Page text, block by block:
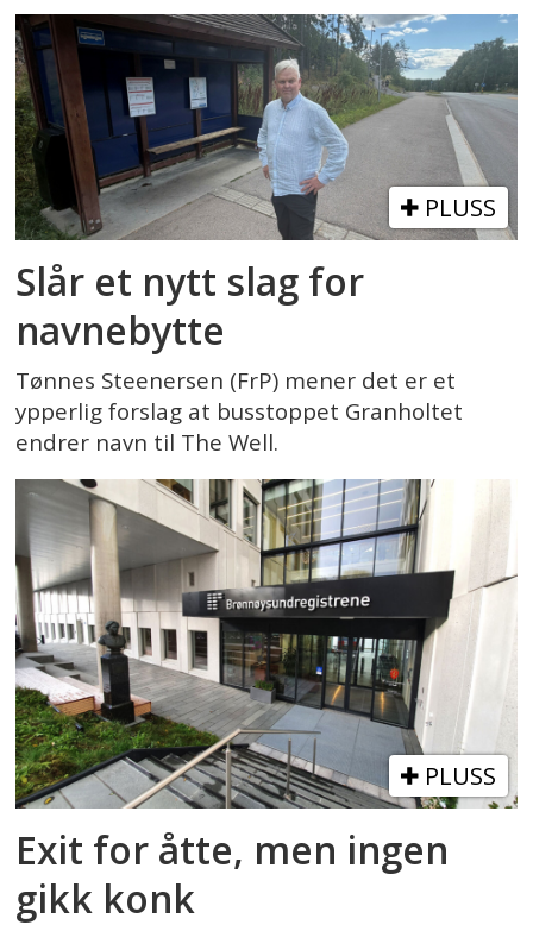
PLUSS
Slår et nytt slag for
navnebytte
Tønnes Steenersen (FrP) mener det er et
ypperlig forslag at busstoppet Granholtet
endrer navn til The Well.
PLUSS
Exit for åtte, men ingen
gikk konk